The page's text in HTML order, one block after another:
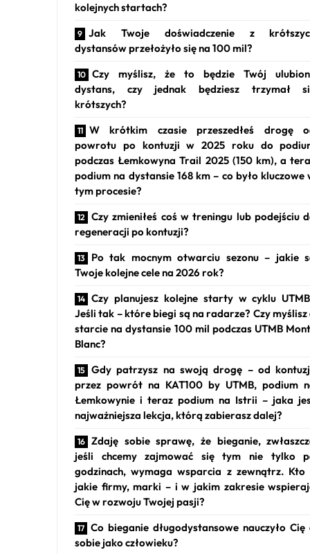
kolejnych startach?
Jak Twoje doświadczenie z
dystansów przełożyło się na 100 mil?
Czy myślisz, że to będzie Twój
dystans, czy jednak będziesz trzymał
krótszych?
W krótkim czasie przeszedłeś drogę
powrotu po kontuzji w 2025 roku do
podczas Łemkowyna Trail 2025 (150 km), a
podium na dystansie 168 km – co było kluczowe
tym procesie?
Czy zmieniłeś coś w treningu lub podejściu
regeneracji po kontuzji?
Po tak mocnym otwarciu sezonu – jakie
Twoje kolejne cele na 2026 rok?
Czy planujesz kolejne starty w cyklu
Jeśli tak – które biegi są na radarze? Czy myślisz
starcie na dystansie 100 mil podczas UTMB
Blanc?
Gdy patrzysz na swoją drogę – od
przez powrót na KAT100 by UTMB, podium
Łemkowynie i teraz podium na Istrii – jaka
najważniejsza lekcja, którą zabierasz dalej?
Zdaję sobie sprawę, że bieganie,
jeśli chcemy zajmować się tym nie tylko
godzinach, wymaga wsparcia z zewnątrz. Kto
jakie firmy, marki – i w jakim zakresie
Cię w rozwoju Twojej pasji?
Co bieganie długodystansowe nauczyło Cię
sobie jako człowieku?